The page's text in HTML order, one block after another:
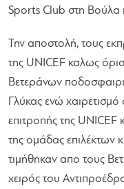
Sports Club στη
Την αποστολή, τους
της UNICEF καλως
Βετεράνων
Γλύκας ενώ
επιτροπής της UNICEF
της ομάδας επιλέκτων
τιμήθηκαν απο τους
χειρός του